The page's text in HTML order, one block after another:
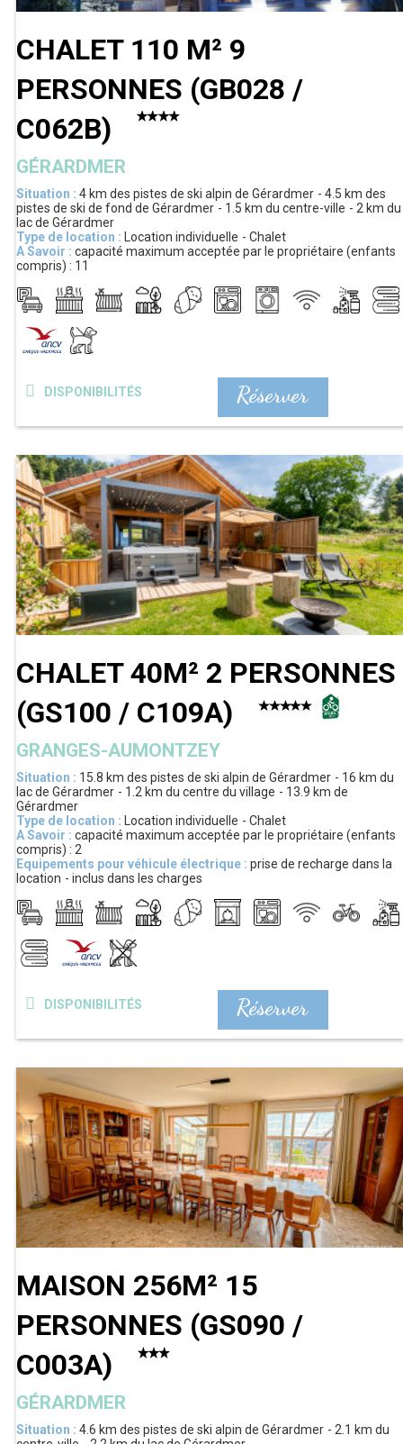
CHALET 110 M² 9
PERSONNES (GB028 /
C062B)
GÉRARDMER
Situation : 4 km des pistes de ski alpin de Gérardmer 4.5 km des
pistes de ski de fond de Gérardmer
1.5 km du centre-ville 2 km du
lac de Gérardmer
Type de location : Location individuelle
Chalet
A Savoir : capacité maximum acceptée par le propriétaire (enfants
compris) : 11
Réserver
DISPONIBILITÉS
CHALET 40M² 2 PERSONNES
(GS100 / C109A)
GRANGES-AUMONTZEY
Situation : 15.8 km des pistes de ski alpin de Gérardmer 16 km du
lac de Gérardmer
1.2 km du centre du village 13.9 km de
Gérardmer
Type de location : Location individuelle
Chalet
A Savoir : capacité maximum acceptée par le propriétaire (enfants
compris) : 2
Equipements pour véhicule électrique : prise de recharge dans la
location
inclus dans les charges
Réserver
DISPONIBILITÉS
MAISON 256M² 15
PERSONNES (GS090 /
C003A)
GÉRARDMER
Situation : 4.6 km des pistes de ski alpin de Gérardmer 2.1 km du